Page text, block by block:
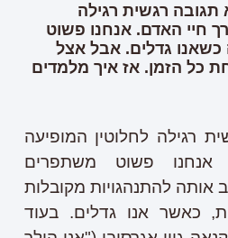
רגשית רגילה
חיי האדם. אנחנו פשוט
גדלים. אבל אצל
כל הזמן. אז איך מלמדים
רגילה לחלוטין המופיעה
אנחנו פשוט משתפרים
אותה להתנהגויות מקובלות
כאשר אנו גדלים. בעוד